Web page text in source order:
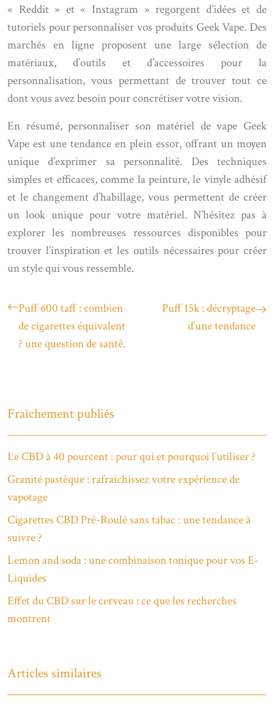
« Reddit » et « Instagram » regorgent d’idées et de
tutoriels pour personnaliser vos produits Geek Vape. Des
marchés en ligne proposent une large sélection de
matériaux, d’outils et d’accessoires pour la
personnalisation, vous permettant de trouver tout ce
dont vous avez besoin pour concrétiser votre vision.
En résumé, personnaliser son matériel de vape Geek
Vape est une tendance en plein essor, offrant un moyen
unique d’exprimer sa personnalité. Des techniques
simples et efficaces, comme la peinture, le vinyle adhésif
et le changement d’habillage, vous permettent de créer
un look unique pour votre matériel. N’hésitez pas à
explorer les nombreuses ressources disponibles pour
trouver l’inspiration et les outils nécessaires pour créer
un style qui vous ressemble.
Puff 600 taff : combien
de cigarettes équivalent
? une question de santé.
Puff 15k : décryptage
d’une tendance
Fraîchement publiés
Le CBD à 40 pourcent : pour qui et pourquoi l’utiliser ?
Granité pastèque : rafraîchissez votre expérience de
vapotage
Cigarettes CBD Pré-Roulé sans tabac : une tendance à
suivre ?
Lemon and soda : une combinaison tonique pour vos E-
Liquides
Effet du CBD sur le cerveau : ce que les recherches
montrent
Articles similaires